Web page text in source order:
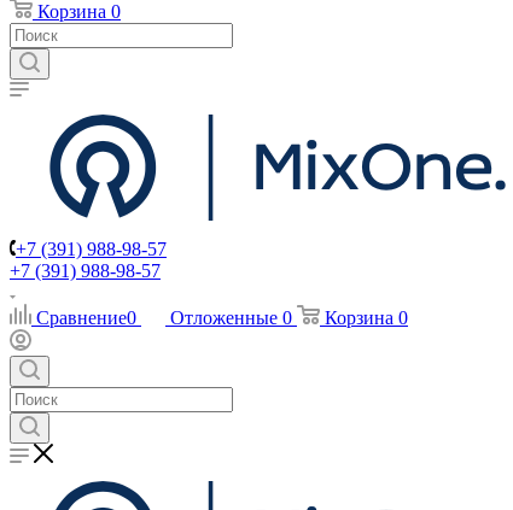
Корзина 0
+7 (391) 988-98-57
+7 (391) 988-98-57
Сравнение0 Отложенные 0 Корзина 0